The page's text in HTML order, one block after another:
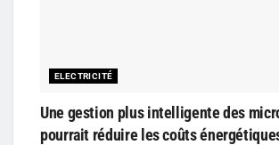
ELECTRICITÉ
Une gestion plus intelligente des
pourrait réduire les coûts